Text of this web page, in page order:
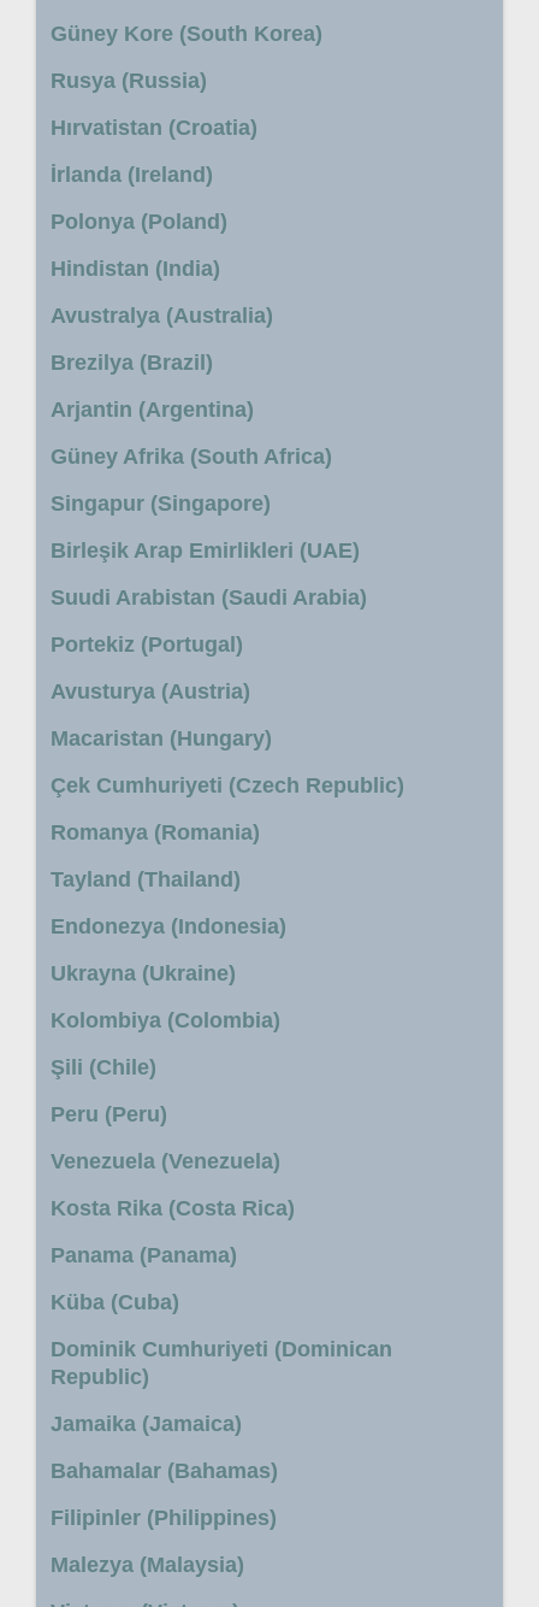
Güney Kore (South Korea)
Rusya (Russia)
Hırvatistan (Croatia)
İrlanda (Ireland)
Polonya (Poland)
Hindistan (India)
Avustralya (Australia)
Brezilya (Brazil)
Arjantin (Argentina)
Güney Afrika (South Africa)
Singapur (Singapore)
Birleşik Arap Emirlikleri (UAE)
Suudi Arabistan (Saudi Arabia)
Portekiz (Portugal)
Avusturya (Austria)
Macaristan (Hungary)
Çek Cumhuriyeti (Czech Republic)
Romanya (Romania)
Tayland (Thailand)
Endonezya (Indonesia)
Ukrayna (Ukraine)
Kolombiya (Colombia)
Şili (Chile)
Peru (Peru)
Venezuela (Venezuela)
Kosta Rika (Costa Rica)
Panama (Panama)
Küba (Cuba)
Dominik Cumhuriyeti (Dominican
Republic)
Jamaika (Jamaica)
Bahamalar (Bahamas)
Filipinler (Philippines)
Malezya (Malaysia)